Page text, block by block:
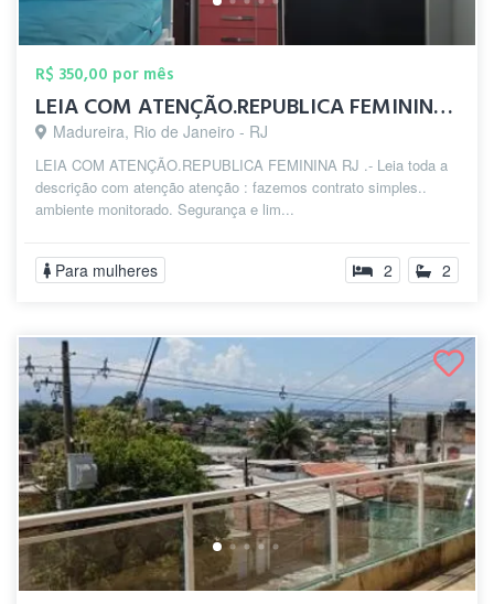
R$ 350,00 por mês
LEIA COM ATENÇÃO.REPUBLICA FEMININA zp(2...
Madureira, Rio de Janeiro - RJ
LEIA COM ATENÇÃO.REPUBLICA FEMININA RJ .- Leia toda a
descrição com atenção atenção : fazemos contrato simples..
ambiente monitorado. Segurança e lim...
Para mulheres 2 2